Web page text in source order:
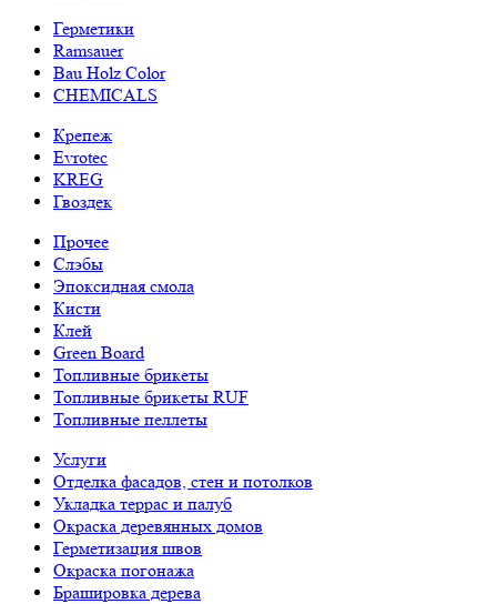
Герметики
Ramsauer
Bau Holz Color
CHEMICALS
Крепеж
Evrotec
KREG
Гвоздек
Прочее
Слэбы
Эпоксидная смола
Кисти
Клей
Green Board
Топливные брикеты
Топливные брикеты RUF
Топливные пеллеты
Услуги
Отделка фасадов, стен и потолков
Укладка террас и палуб
Окраска деревянных домов
Герметизация швов
Окраска погонажа
Брашировка дерева